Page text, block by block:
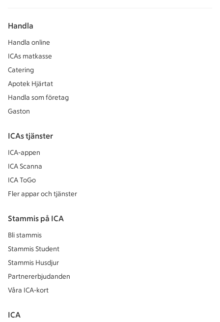
Handla
Handla online
ICAs matkasse
Catering
Apotek Hjärtat
Handla som företag
Gaston
ICAs tjänster
ICA-appen
ICA Scanna
ICA ToGo
Fler appar och tjänster
Stammis på ICA
Bli stammis
Stammis Student
Stammis Husdjur
Partnererbjudanden
Våra ICA-kort
ICA